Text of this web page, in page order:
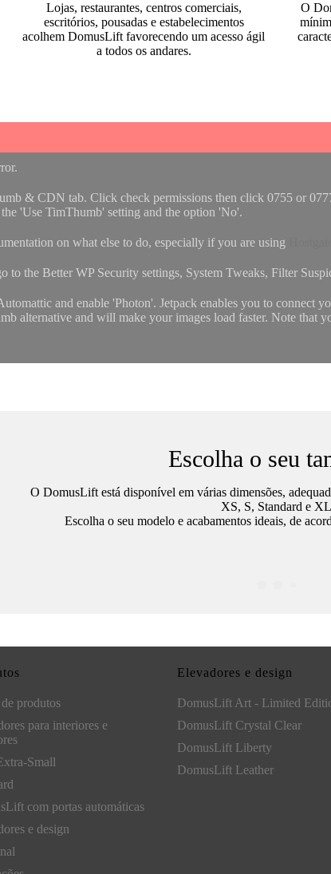
Lojas, restaurantes, centros comerciais,
escritórios, pousadas e estabelecimentos
acolhem DomusLift favorecendo um acesso ágil
a todos os andares.
O
& CDN tab. Click check permissions then click 0755 or
'Use TimThumb' setting and the option 'No'.
on what else to do, especially if you are using
to the Better WP Security settings, System Tweaks, Filter
and enable 'Photon'. Jetpack enables you to connect
alternative and will make your images load faster. Note that
Escolha o seu
O DomusLift está disponível em várias dimensões,
XS, S, Standard e
Escolha o seu modelo e acabamentos ideais, de
produtos
para interiores e
Small
com portas automáticas
e design
Elevadores e design
DomusLift Art - Limited
DomusLift Crystal Clear
DomusLift Liberty
DomusLift Leather